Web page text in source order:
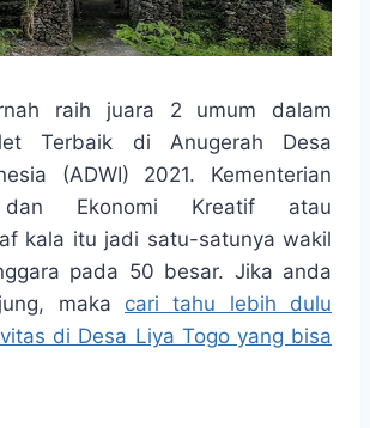
raih juara 2 umum dalam
Terbaik di Anugerah Desa
(ADWI) 2021. Kementerian
dan Ekonomi Kreatif atau
kala itu jadi satu-satunya wakil
pada 50 besar. Jika anda
maka cari tahu lebih dulu
di Desa Liya Togo yang bisa